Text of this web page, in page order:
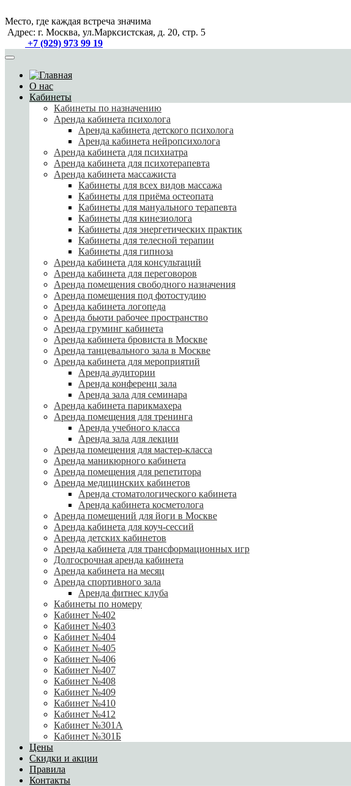
Место, где каждая встреча значима
Адрес: г. Москва, ул.Марксистская, д. 20, стр. 5
+7 (929) 973 99 19
О нас
Кабинеты
Кабинеты по назначению
Аренда кабинета психолога
Аренда кабинета детского психолога
Аренда кабинета нейропсихолога
Аренда кабинета для психиатра
Аренда кабинета для психотерапевта
Аренда кабинета массажиста
Кабинеты для всех видов массажа
Кабинеты для приёма остеопата
Кабинеты для мануального терапевта
Кабинеты для кинезиолога
Кабинеты для энергетических практик
Кабинеты для телесной терапии
Кабинеты для гипноза
Аренда кабинета для консультаций
Аренда кабинета для переговоров
Аренда помещения свободного назначения
Аренда помещения под фотостудию
Аренда кабинета логопеда
Аренда бьюти рабочее пространство
Аренда груминг кабинета
Аренда кабинета бровиста в Москве
Аренда танцевального зала в Москве
Аренда кабинета для мероприятий
Аренда аудитории
Аренда конференц зала
Аренда зала для семинара
Аренда кабинета парикмахера
Аренда помещения для тренинга
Аренда учебного класса
Аренда зала для лекции
Аренда помещения для мастер-класса
Аренда маникюрного кабинета
Аренда помещения для репетитора
Аренда медицинских кабинетов
Аренда стоматологического кабинета
Аренда кабинета косметолога
Аренда помещений для йоги в Москве
Аренда кабинета для коуч-сессий
Аренда детских кабинетов
Аренда кабинета для трансформационных игр
Долгосрочная аренда кабинета
Аренда кабинета на месяц
Аренда спортивного зала
Аренда фитнес клуба
Кабинеты по номеру
Кабинет №402
Кабинет №403
Кабинет №404
Кабинет №405
Кабинет №406
Кабинет №407
Кабинет №408
Кабинет №409
Кабинет №410
Кабинет №412
Кабинет №301А
Кабинет №301Б
Цены
Скидки и акции
Правила
Контакты